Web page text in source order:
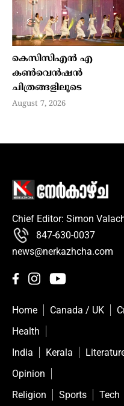
കെസിസിഎൻ എ
കൺവെൻഷൻ
ചിത്രങ്ങളിലൂടെ
August 7, 2026
Chief Editor: Simon
847-630-0037
news@nerkazhcha.com
Home Canada / UK
Health
India
Kerala
Opinion
Religion
Sports Tech